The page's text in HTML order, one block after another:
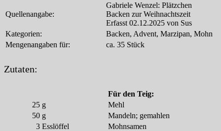
Quellenangabe:
Gabriele Wenzel: Plätzchen
Backen zur Weihnachtszeit
Erfasst 02.12.2025 von Sus
Kategorien:
Backen, Advent, Marzipan, Mohn
Mengenangaben für:
ca. 35 Stück
Zutaten:
Für den Teig:
25 g
Mehl
50 g
Mandeln; gemahlen
3 Esslöffel
Mohnsamen